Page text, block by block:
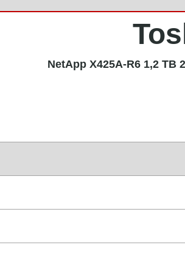
NetApp X425A-R6 1,2 TB